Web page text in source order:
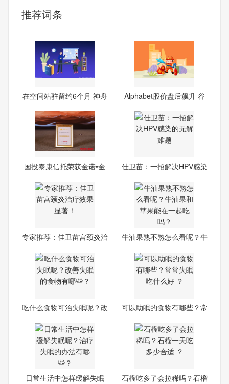
推荐词条
在空间站驻留约6个月 神舟
Alphabet股价盘后飙升 谷
国投泰康信托荣获金诺•金
佳卫苗：一招解决HPV感染
专家推荐：佳卫苗宫颈炎治
牛油果熟不熟怎么看呢？牛
吃什么食物可治失眠呢？改
可以助眠的食物有哪些？常
日常生活中怎样缓解失眠
石榴吃多了会拉稀吗？石榴